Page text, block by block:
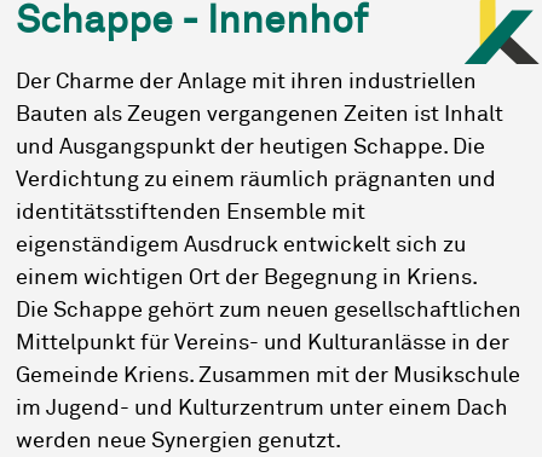
Schappe - Innenhof
Der Charme der Anlage mit ihren industriellen
Bauten als Zeugen vergangenen Zeiten ist Inhalt
und Ausgangspunkt der heutigen Schappe. Die
Verdichtung zu einem räumlich prägnanten und
identitätsstiftenden Ensemble mit
eigenständigem Ausdruck entwickelt sich zu
einem wichtigen Ort der Begegnung in Kriens.
Die Schappe gehört zum neuen gesellschaftlichen
Mittelpunkt für Vereins- und Kulturanlässe in der
Gemeinde Kriens. Zusammen mit der Musikschule
im Jugend- und Kulturzentrum unter einem Dach
werden neue Synergien genutzt.